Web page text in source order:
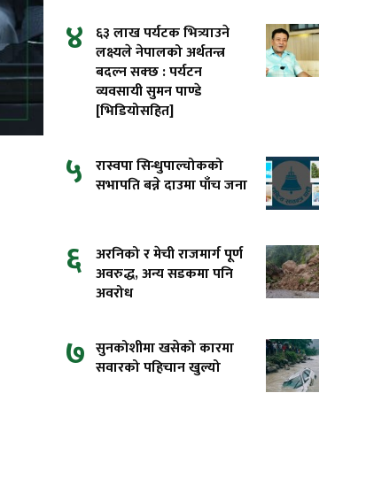
४ ६३ लाख पर्यटक भित्र्याउने
लक्ष्यले नेपालको अर्थतन्त्र
बदल्न सक्छ : पर्यटन
व्यवसायी सुमन पाण्डे
[भिडियोसहित]
५ रास्वपा सिन्धुपाल्चोकको
सभापति बन्ने दाउमा पाँच जना
६ अरनिको र मेची राजमार्ग पूर्ण
अवरुद्ध, अन्य सडकमा पनि
अवरोध
७ सुनकोशीमा खसेको कारमा
सवारको पहिचान खुल्यो